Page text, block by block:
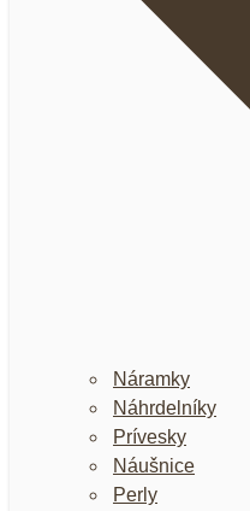
Náramky
Náhrdelníky
Prívesky
Náušnice
Perly